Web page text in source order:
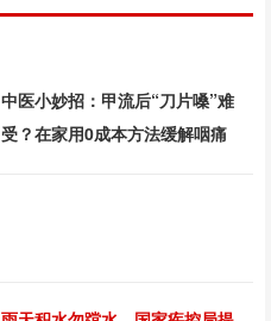
中医小妙招：甲流后“刀片嗓”难
受？在家用0成本方法缓解咽痛